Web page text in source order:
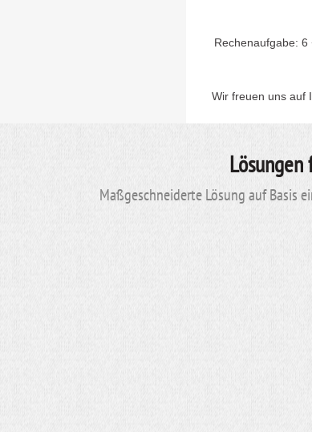
Rechenaufgabe: 6
Wir freuen uns auf
Maßgeschneiderte Lösung auf Basis